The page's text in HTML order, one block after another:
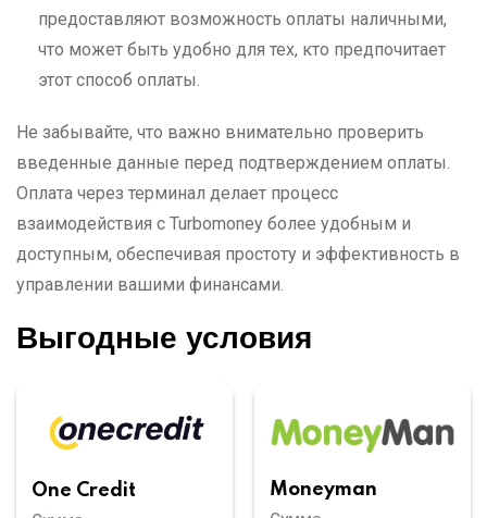
предоставляют возможность оплаты наличными,
что может быть удобно для тех, кто предпочитает
этот способ оплаты.
Не забывайте, что важно внимательно проверить
введенные данные перед подтверждением оплаты.
Оплата через терминал делает процесс
взаимодействия с Turbomoney более удобным и
доступным, обеспечивая простоту и эффективность в
управлении вашими финансами.
Выгодные условия
One Credit
Moneyman